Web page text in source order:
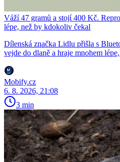
Váží 47 gramů a stojí 400 Kč.
lépe, než by kdokoliv čekal
Dílenská značka Lidlu přišla s
vejde do dlaně a hraje mnohem
Mobify.cz
6. 8. 2026, 21:08
3 min